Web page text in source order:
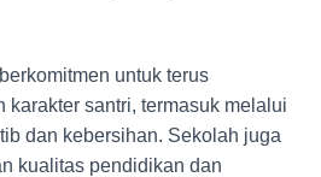
untuk terus
karakter santri, termasuk melalui
dan kebersihan. Sekolah juga
kualitas pendidikan dan